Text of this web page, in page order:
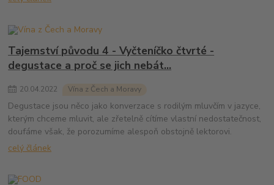
Tajemství původu 4 - Vyčteníčko čtvrté -
degustace a proč se jich nebát...
20.04.2022 Vína z Čech a Moravy
Degustace jsou něco jako konverzace s rodilým mluvčím v jazyce,
kterým chceme mluvit, ale zřetelně cítíme vlastní nedostatečnost,
doufáme však, že porozumíme alespoň obstojně lektorovi.
celý článek